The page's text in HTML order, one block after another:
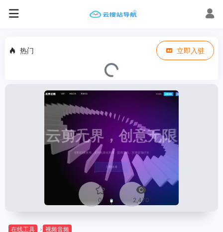
热门 立即入驻
0 2,470
在线工具 视频音频